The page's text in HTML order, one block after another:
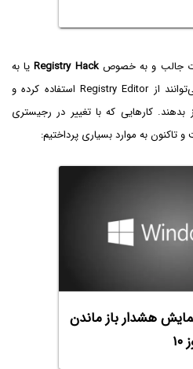
نکات جالب و به خصوصRegistry Hackیا به
، می‌توانند از Registry Editor استفاده کرده و
بدهند. کارهایی که با تغییر در رجیستری
تاکنون به موارد بسیاری پرداختیم:
هشدار باز ماندن